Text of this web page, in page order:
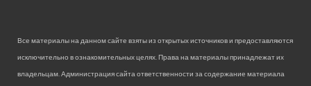
Все материалы на данном сайте взяты из открытых источников и предоставляются
исключительно в ознакомительных целях. Права на материалы принадлежат их
владельцам. Администрация сайта ответственности за содержание материала